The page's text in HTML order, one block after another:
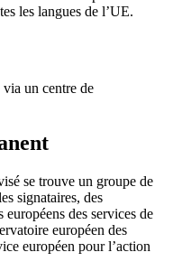
les langues de l’UE.
un centre de
se trouve un groupe de
signataires, des
des services de
européen des
européen pour l’action